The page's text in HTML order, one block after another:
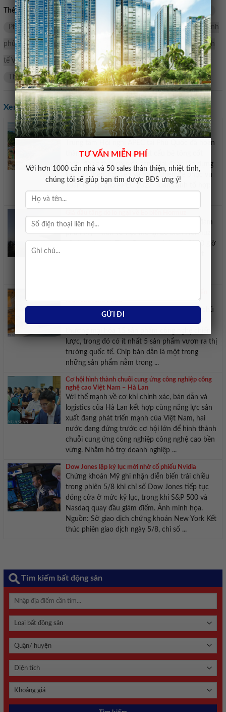
TƯ VẤN MIỄN PHÍ
Với hơn 1000 căn nhà và 50 sales thân thiện, nhiệt tình,
chúng tôi sẽ giúp bạn tìm được BĐS ưng ý!
Thẻ tìm kiếm: kinh tế kinh tế thế giới phiên họp Chính phủ
Phiên họp Chính phủ thường kỳ tháng 2/2026 Thủ tướng Chính
phủ Phạm Minh Chính Phiên chính phủ trì hợp kinh
tế Việt Nam kỷ chính tướng tháng thu Phú
Thường Chủ
Xem các tin khác:
Trung tâm Hội nghị và Nhà hát APEC tại Phú Quốc
dần thành hình
Trung tâm Hội nghị APEC tại Phú Quốc đã hoàn
thành khoảng 97 – 98% kết cấu bê tông cốt
thép, đồng thời chuyển sang giai đoạn lắp dựng
kết cấu thép, cơ điện và hoàn thiện để phục vụ
Tuần lễ Cấp cao APEC 2027. Toàn cảnh tổ hợp
Giá dầu thế giới tăng khi thị trường lo ngại đàm
phán Mỹ – Iran về việc mở lại Eo biển Hormuz
sẽ gặp trở ngại. Theo Reuters, tính đến 0h10 giờ
lược vào năm 2030
Đến năm 2030, Việt Nam đặt mục tiêu làm chủ
ít nhất 4 công nghệ chiến lược, phát triển và
lược, trong đó có ít nhất 5 sản phẩm vươn ra thị
trường quốc tế. Chip bán dẫn là một trong
những sản phẩm nằm trong ...
Cơ hội hình thành chuỗi cung ứng công nghiệp công
nghệ cao Việt Nam – Hà Lan
Với thế mạnh về cơ khí chính xác, bán dẫn và
logistics của Hà Lan kết hợp cùng năng lực sản
xuất đang phát triển mạnh của Việt Nam, hai
nước đang đứng trước cơ hội lớn để hình thành
chuỗi cung ứng công nghiệp công nghệ cao bền
vững. Nhằm hỗ trợ doanh nghiệp ...
Dow Jones lập kỷ lục mới nhờ cổ phiếu Nvidia
Chứng khoán Mỹ ghi nhận diễn biến trái chiều
trong phiên 5/8 khi chỉ số Dow Jones tiếp tục
đóng cửa ở mức kỷ lục, trong khi S&P 500 và
Nasdaq quay đầu giảm điểm. Ảnh minh họa.
Nguồn: Sở giao dịch chứng khoán New York Kết
thúc phiên giao dịch ngày 5/8, chỉ số ...
Tìm kiếm bất động sản